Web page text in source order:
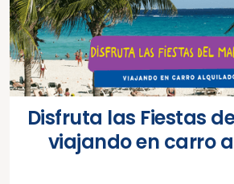
Disfruta las Fiestas
viajando en carro